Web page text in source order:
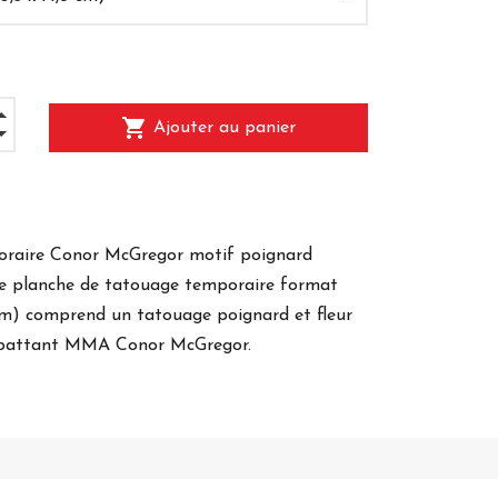
shopping_cart Ajouter au panier
Conor McGregor motif poignard
planche de tatouage temporaire format
comprend un tatouage poignard et fleur
MMA Conor McGregor.